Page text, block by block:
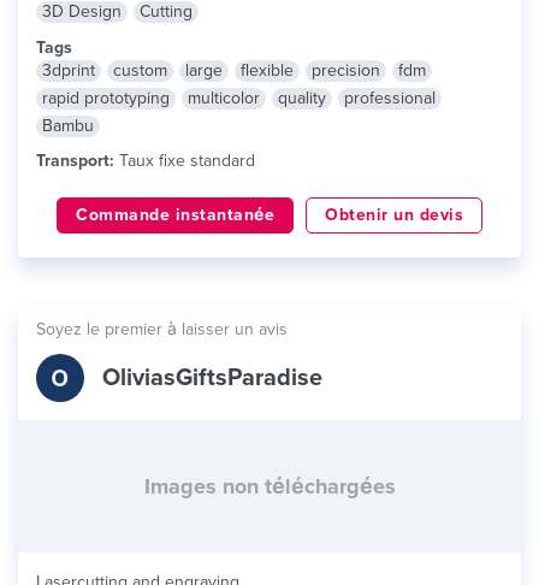
3D Design
Cutting
Tags
3dprint
custom large flexible precision
fdm
rapid prototyping
multicolor quality
professional
Bambu
Transport: Taux fixe standard
Commande instantanée Obtenir un devis
Soyez le premier à laisser un avis
OliviasGiftsParadise
Images non téléchargées